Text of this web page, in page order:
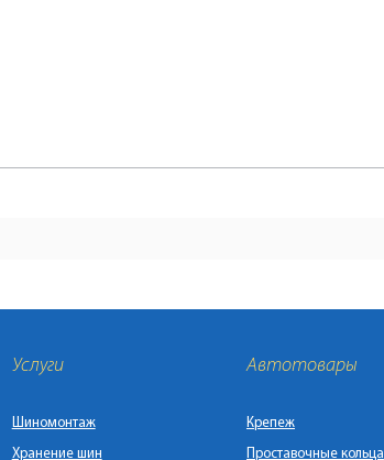
Услуги
Шиномонтаж
Хранение шин
Автотовары
Крепеж
Проставочные кольца